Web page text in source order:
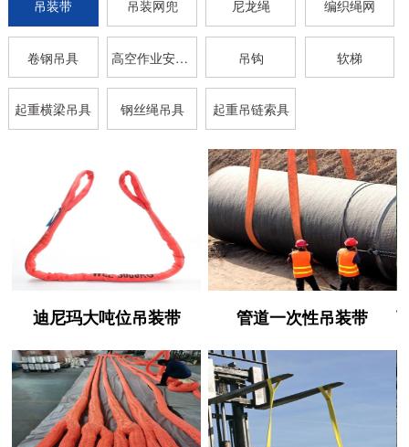
吊装带 吊装网兜 尼龙绳 编织绳网
卷钢吊具 高空作业安全带 吊钩 软梯
起重横梁吊具 钢丝绳吊具 起重吊链索具
迪尼玛大吨位吊装带 管道一次性吊装带